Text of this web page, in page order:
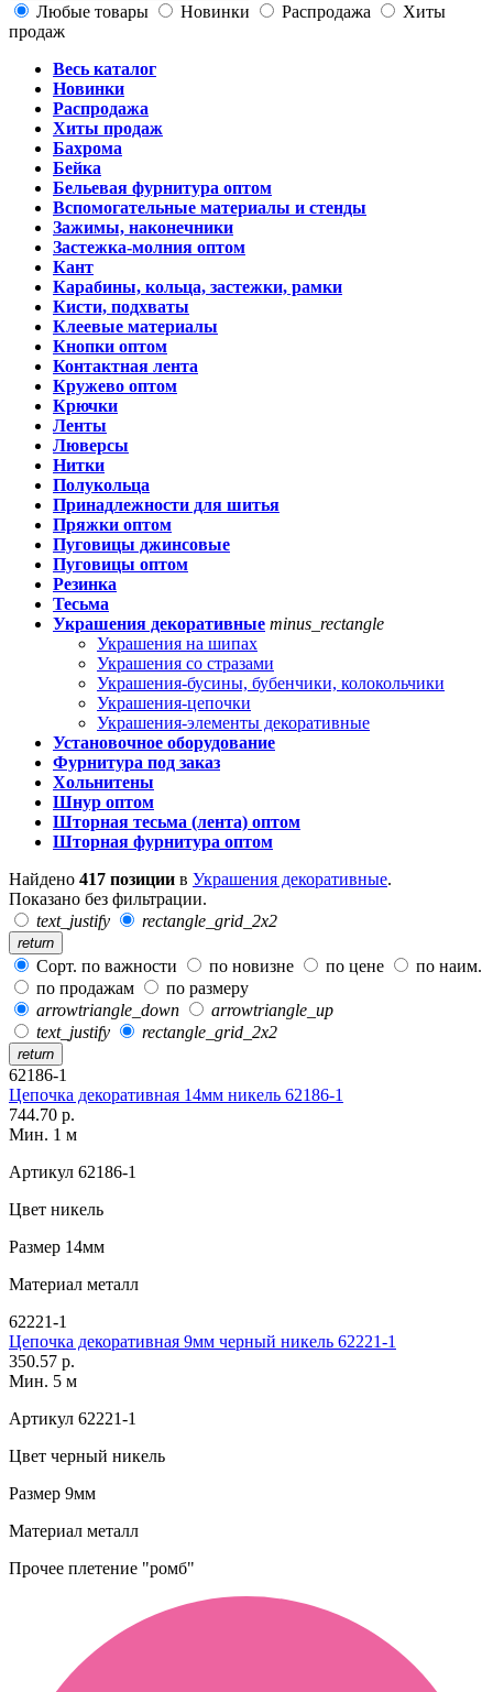
Любые товары Новинки Распродажа
Хиты
продаж
Весь каталог
Новинки
Распродажа
Хиты продаж
Бахрома
Бейка
Бельевая фурнитура оптом
Вспомогательные материалы и стенды
Зажимы, наконечники
Застежка-молния оптом
Кант
Карабины, кольца, застежки, рамки
Кисти, подхваты
Клеевые материалы
Кнопки оптом
Контактная лента
Кружево оптом
Крючки
Ленты
Люверсы
Нитки
Полукольца
Принадлежности для шитья
Пряжки оптом
Пуговицы джинсовые
Пуговицы оптом
Резинка
Тесьма
Украшения декоративные minus_rectangle
Украшения на шипах
Украшения со стразами
Украшения-бусины, бубенчики, колокольчики
Украшения-цепочки
Украшения-элементы декоративные
Установочное оборудование
Фурнитура под заказ
Хольнитены
Шнур оптом
Шторная тесьма (лента) оптом
Шторная фурнитура оптом
Найдено 417 позиции в Украшения декоративные.
Показано без фильтрации.
text_justify
rectangle_grid_2x2
return
Сорт. по важности по новизне по цене
по наим.
по продажам
по размеру
arrowtriangle_down
arrowtriangle_up
text_justify
rectangle_grid_2x2
return
62186-1
Цепочка декоративная 14мм никель 62186-1
744.70 р.
Мин. 1 м
Артикул 62186-1
Цвет никель
Размер 14мм
Материал металл
62221-1
Цепочка декоративная 9мм черный никель 62221-1
350.57 р.
Мин. 5 м
Артикул 62221-1
Цвет черный никель
Размер 9мм
Материал металл
Прочее плетение "ромб"